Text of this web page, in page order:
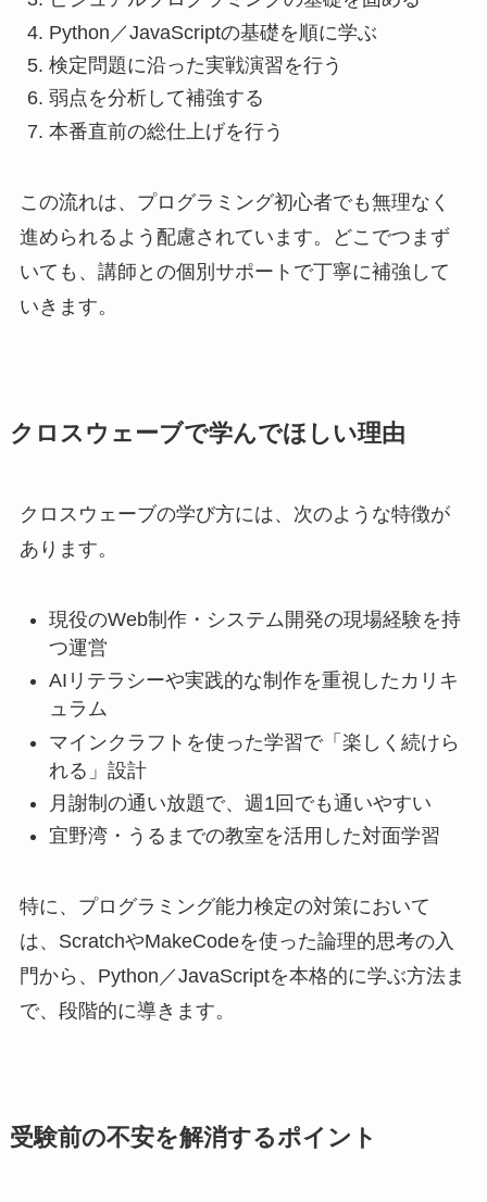
Python／JavaScriptの基礎を順に学ぶ
検定問題に沿った実戦演習を行う
弱点を分析して補強する
本番直前の総仕上げを行う
この流れは、プログラミング初心者でも無理なく
進められるよう配慮されています。どこでつまず
いても、講師との個別サポートで丁寧に補強して
いきます。
クロスウェーブで学んでほしい理由
クロスウェーブの学び方には、次のような特徴が
あります。
現役のWeb制作・システム開発の現場経験を持
つ運営
AIリテラシーや実践的な制作を重視したカリキ
ュラム
マインクラフトを使った学習で「楽しく続けら
れる」設計
月謝制の通い放題で、週1回でも通いやすい
宜野湾・うるまでの教室を活用した対面学習
特に、プログラミング能力検定の対策において
は、ScratchやMakeCodeを使った論理的思考の入
門から、Python／JavaScriptを本格的に学ぶ方法ま
で、段階的に導きます。
受験前の不安を解消するポイント